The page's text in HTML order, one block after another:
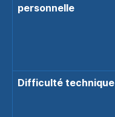
personnelle
Difficulté technique